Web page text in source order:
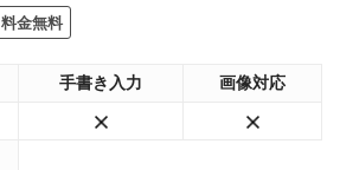
料金無料
手書き入力 画像対応